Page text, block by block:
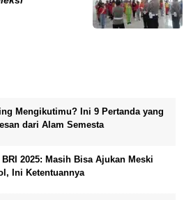
Mengikutimu? Ini 9 Pertanda yang
dari Alam Semesta
BRI 2025: Masih Bisa Ajukan Meski
Ini Ketentuannya